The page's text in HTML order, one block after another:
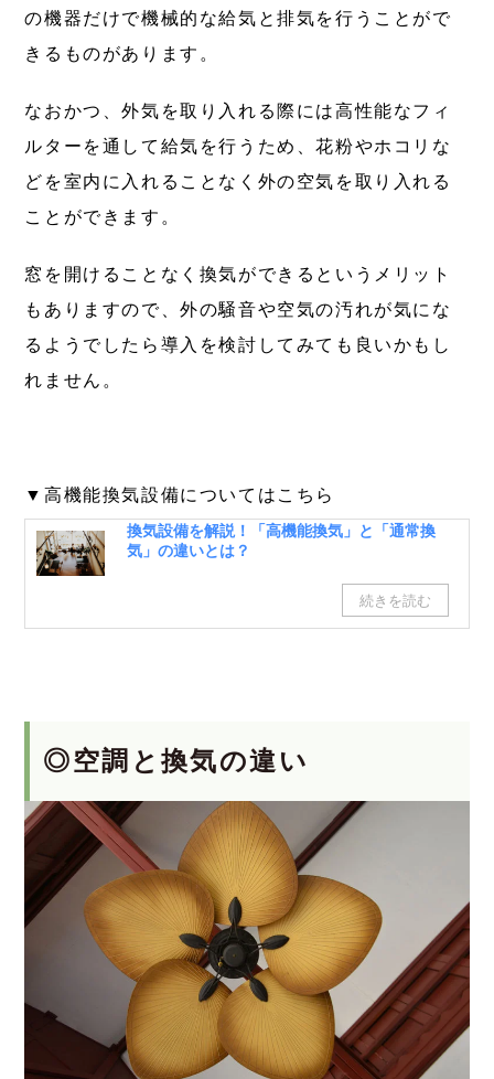
の機器だけで機械的な給気と排気を行うことがで
きるものがあります。
なおかつ、外気を取り入れる際には高性能なフィ
ルターを通して給気を行うため、花粉やホコリな
どを室内に入れることなく外の空気を取り入れる
ことができます。
窓を開けることなく換気ができる というメリット
もありますので、外の騒音や空気の汚れが気にな
るようでしたら導入を検討してみても良いかもし
れません。
▼高機能換気設備についてはこちら
換気設備を解説！「高機能換気」と「通常換
気」の違いとは？
◎空調と換気の違い